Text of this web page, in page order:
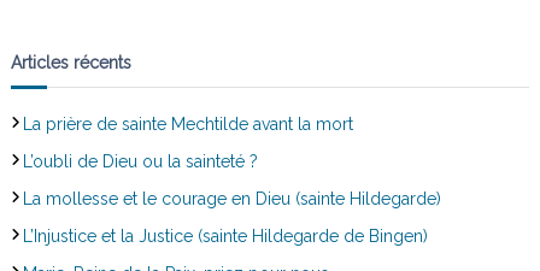
Articles récents
La prière de sainte Mechtilde avant la mort
L’oubli de Dieu ou la sainteté ?
La mollesse et le courage en Dieu (sainte Hildegarde)
L’Injustice et la Justice (sainte Hildegarde de Bingen)